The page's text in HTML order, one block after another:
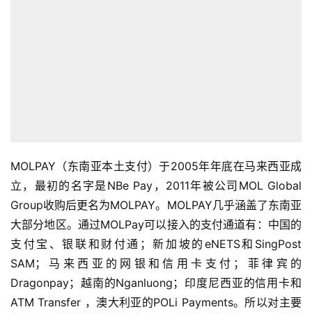
MOLPAY（东南亚本土支付）于2005年年底在马来西亚成
立，最初的名字是NBe Pay，2011年被公司MOL Global
Group收购后更名为MOLPAY。MOLPAY几乎涵盖了东南亚
大部分地区。通过MOLPay可以接入的支付通道有：中国的
支付宝、银联和财付通；新加坡的eNETS和SingPost
SAM；马来西亚的网银和信用卡支付；菲律宾的
Dragonpay；越南的Nganluong；印度尼西亚的信用卡和
ATM Transfer ，澳大利亚的POLi Payments。所以对主要